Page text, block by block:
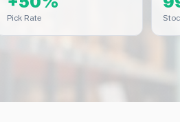
Pick Rate